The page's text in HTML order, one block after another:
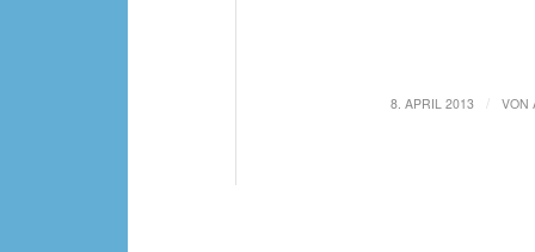
8. APRIL 2013 VON